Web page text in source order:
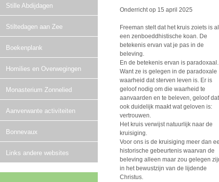
Stille Abdijdagen
Stiltedagen aan Zee
Boekenplank
Homilies en Overwegingen
Monasterium Zonnelied
Aanverwante activiteiten
Bonnevaux
Links andere websites
Onderricht op 15 april 2025
Freeman stelt dat het kruis zoiets is
een zenboeddhistische koan. De
betekenis ervan vat je pas in de
beleving.
En de betekenis ervan is paradoxaal.
Want ze is gelegen in de paradoxale
waarheid dat sterven leven is. Er is
geloof nodig om die waarheid te
aanvaarden en te beleven, geloof dat
ook duidelijk maakt wat geloven is:
vertrouwen.
Het kruis verwijst natuurlijk naar de
kruisiging.
Voor ons is de kruisiging meer dan
historische gebeurtenis waarvan de
beleving alleen maar zou gelegen
in het bewustzijn van de lijdende
Christus.